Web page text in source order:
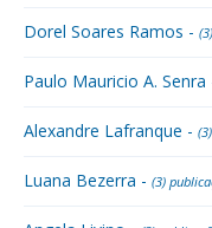
Dorel Soares Ramos -
Paulo Mauricio A. Senra
Alexandre Lafranque -
Luana Bezerra - (3)